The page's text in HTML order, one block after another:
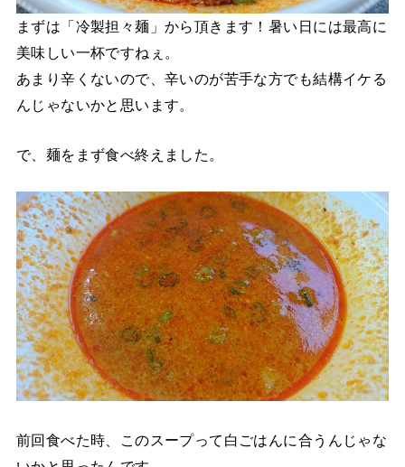
まずは「冷製担々麺」から頂きます！暑い日には最高に
美味しい一杯ですねぇ。
あまり辛くないので、辛いのが苦手な方でも結構イケる
んじゃないかと思います。
で、麺をまず食べ終えました。
前回食べた時、このスープって白ごはんに合うんじゃな